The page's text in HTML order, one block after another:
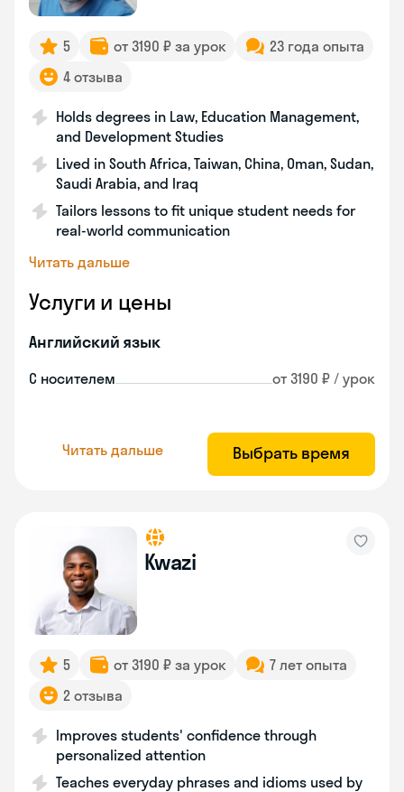
5 от 3190 ₽ за урок
23 года опыта
4 отзыва
Holds degrees in Law, Education Management,
and Development Studies
Lived in South Africa, Taiwan, China, Oman, Sudan,
Saudi Arabia, and Iraq
Tailors lessons to fit unique student needs for
real-world communication
Читать дальше
Услуги и цены
Английский язык
С носителем от 3190 ₽ / урок
Читать дальше Выбрать время
Kwazi
5 от 3190 ₽ за урок
7 лет опыта
2 отзыва
Improves students' confidence through
personalized attention
Teaches everyday phrases and idioms used by